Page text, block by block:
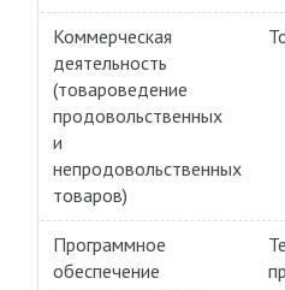
Коммерческая
деятельность
(товароведение
продовольственных
и
непродовольственных
товаров)
Программное
обеспечение